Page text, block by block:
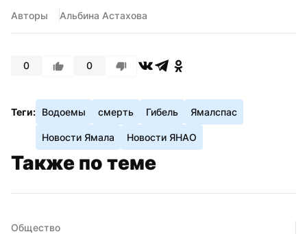
Авторы Альбина Астахова
0 0
Теги: Водоемы смерть Гибель Ямалспас
Новости Ямала Новости ЯНАО
Также по теме
Общество